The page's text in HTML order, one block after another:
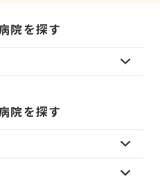
院を探す
院を探す